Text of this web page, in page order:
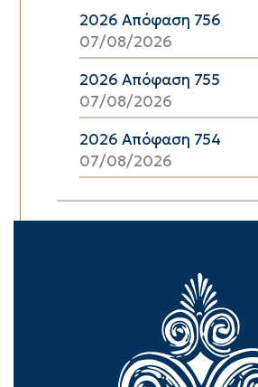
2026 Απόφαση 756
07/08/2026
2026 Απόφαση 755
07/08/2026
2026 Απόφαση 754
07/08/2026